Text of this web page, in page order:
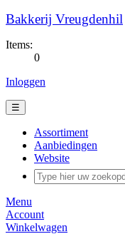
Bakkerij Vreugdenhil
Items:
0
Inloggen
☰
Assortiment
Aanbiedingen
Website
Menu
Account
Winkelwagen